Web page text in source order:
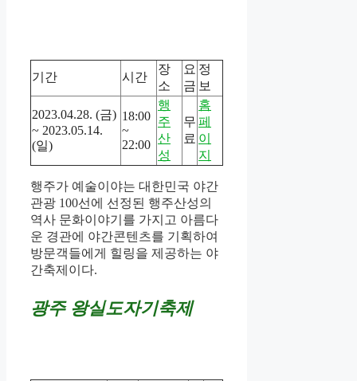
기간 시간
장
소
요
금
정
보
2023.04.28. (금)
~ 2023.05.14.
(일)
18:00
~
22:00
행
주
산
성
무
료
홈
페
이
지
행주가 예술이야는 대한민국 야간
관광 100선에 선정된 행주산성의
역사 문화이야기를 가지고 아름다
운 경관에 야간콘텐츠를 기획하여
방문객들에게 힐링을 제공하는 야
간축제이다.
광주 왕실도자기축제